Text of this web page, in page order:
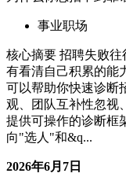
事业职场
核心摘要 招聘失败
有看清自己积累的能
可以帮助你快速诊断
观、团队互补性忽视
提供可操作的诊断框
向"选人"和&q...
2026年6月7日